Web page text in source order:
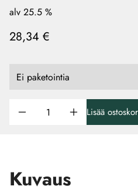
alv 25.5 %
28,34 €
Lisää
Kuvaus